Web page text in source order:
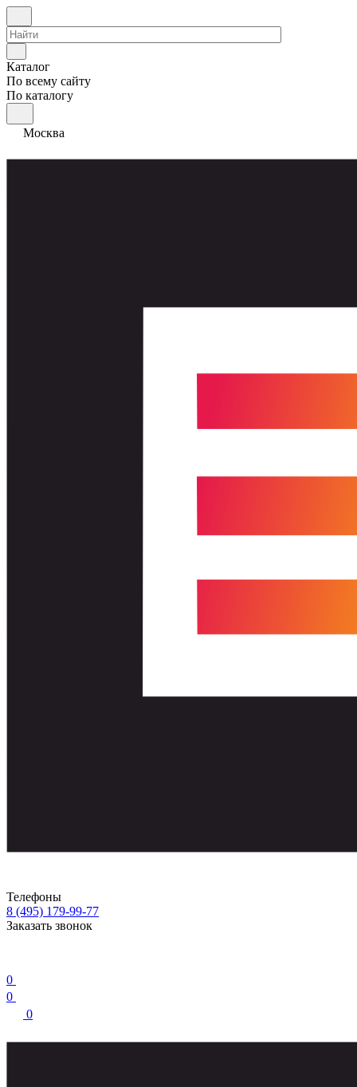
Каталог
По всему сайту
По каталогу
Москва
Телефоны
8 (495) 179-99-77
Заказать звонок
0
0
0